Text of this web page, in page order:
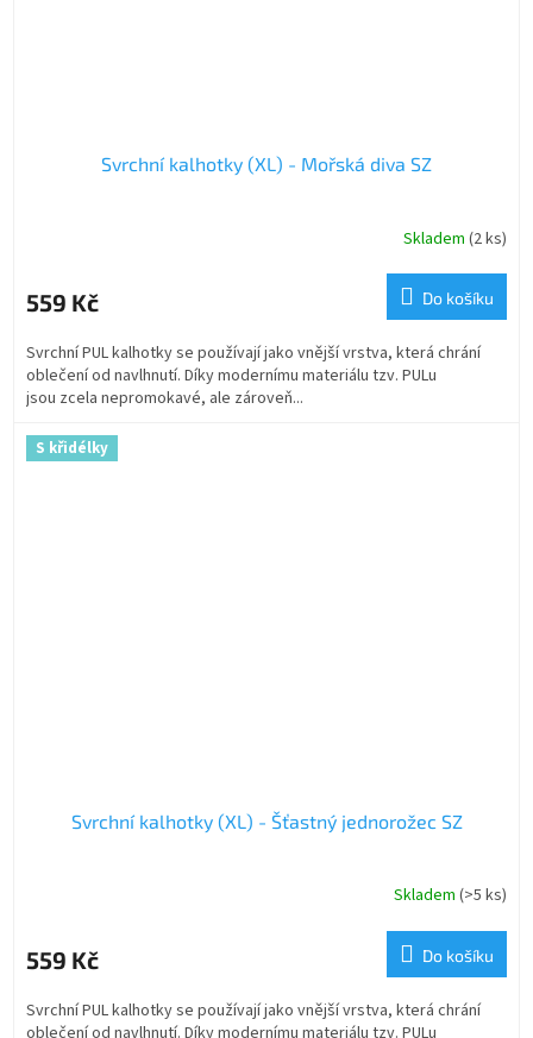
Svrchní kalhotky (XL) - Mořská diva SZ
Skladem (2 ks)
559 Kč Do košíku
Svrchní PUL kalhotky se používají jako vnější vrstva, která chrání
oblečení od navlhnutí. Díky modernímu materiálu tzv. PULu
jsou zcela nepromokavé, ale zároveň...
S křidélky
Svrchní kalhotky (XL) - Šťastný jednorožec SZ
Skladem (>5 ks)
559 Kč Do košíku
Svrchní PUL kalhotky se používají jako vnější vrstva, která chrání
oblečení od navlhnutí. Díky modernímu materiálu tzv. PULu